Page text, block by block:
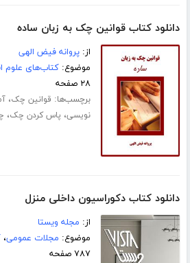
دانلود کتاب قوانین چک به زبان ساده
از:پروانه فیض الهی
موضوع:کتاب‌های علوم
۲۸ صفحه
برچسب‌ها: قوانین چک،
نویسی، پاس کردن چک،
دانلود کتاب دکوراسیون داخلی منزل
از: مجله ویستا
موضوع: مجلات عمومی،
۷۸۷ صفحه